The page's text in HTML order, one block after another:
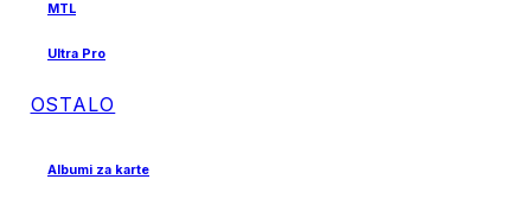
MTL
Ultra Pro
OSTALO
Albumi za karte